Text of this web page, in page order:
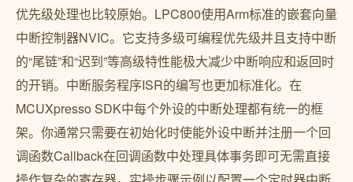
优先级处理也比较原始。LPC800使用Arm标准的嵌套向量
中断控制器NVIC。它支持多级可编程优先级并且支持中断
的“尾链”和“迟到”等高级特性能极大减少中断响应和返回时
的开销。中断服务程序ISR的编写也更加标准化。在
MCUXpresso SDK中每个外设的中断处理都有统一的框
架。你通常只需要在初始化时使能外设中断并注册一个回
调函数Callback在回调函数中处理具体事务即可无需直接